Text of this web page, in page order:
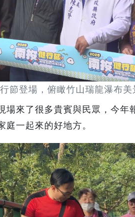
節登場，俯瞰竹山瑞龍瀑布
場來了很多貴賓與民眾，今
一起來的好地方。